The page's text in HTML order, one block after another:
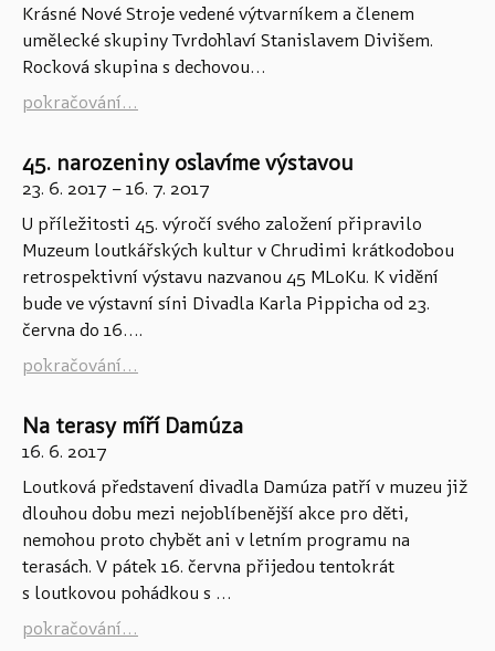
Krásné Nové Stroje vedené výtvarníkem a členem
umělecké skupiny Tvrdohlaví Stanislavem Divišem.
Rocková skupina s dechovou...
pokračování...
45. narozeniny oslavíme výstavou
23. 6. 2017 – 16. 7. 2017
U příležitosti 45. výročí svého založení připravilo
Muzeum loutkářských kultur v Chrudimi krátkodobou
retrospektivní výstavu nazvanou 45 MLoKu. K vidění
bude ve výstavní síni Divadla Karla Pippicha od 23.
června do 16....
pokračování...
Na terasy míří Damúza
16. 6. 2017
Loutková představení divadla Damúza patří v muzeu již
dlouhou dobu mezi nejoblíbenější akce pro děti,
nemohou proto chybět ani v letním programu na
terasách. V pátek 16. června přijedou tentokrát
s loutkovou pohádkou s ...
pokračování...